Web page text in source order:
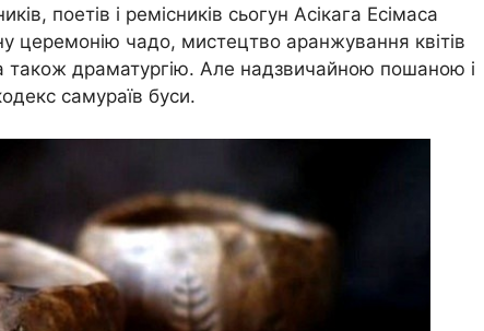
поетів і ремісників сьогун Асікага Есімаса
церемонію чадо, мистецтво аранжування квітів
драматургію. Але надзвичайною пошаною і
самураїв буси.